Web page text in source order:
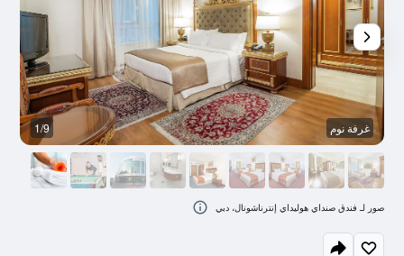
غرفة نوم 1/9
صور لـ فندق صنداي هوليداي إنترناشونال، دبي